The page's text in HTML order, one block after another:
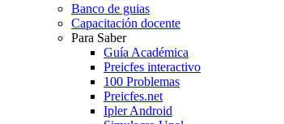
Banco de guias
Capacitación docente
Para Saber
Guía Académica
Preicfes interactivo
100 Problemas
Preicfes.net
Ipler Android